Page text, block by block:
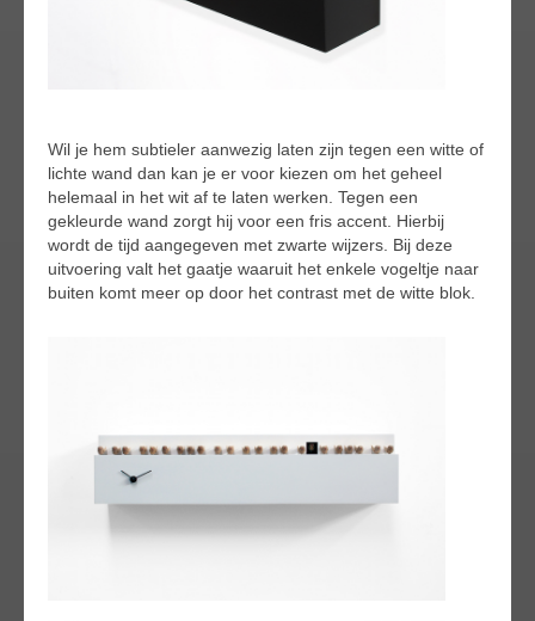
Wil je hem subtieler aanwezig laten zijn tegen een witte of
lichte wand dan kan je er voor kiezen om het geheel
helemaal in het wit af te laten werken. Tegen een
gekleurde wand zorgt hij voor een fris accent. Hierbij
wordt de tijd aangegeven met zwarte wijzers. Bij deze
uitvoering valt het gaatje waaruit het enkele vogeltje naar
buiten komt meer op door het contrast met de witte blok.